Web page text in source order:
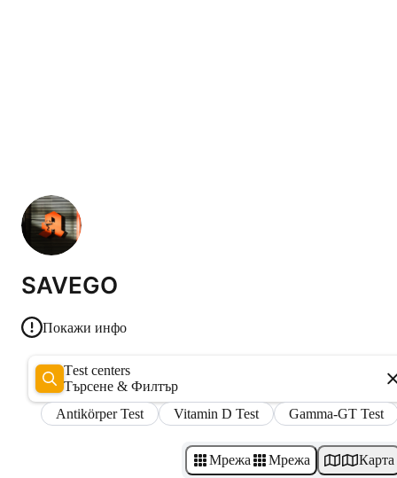
SAVEGO
Покажи инфо
Test centers
Търсене & Филтър
Antikörper Test
Vitamin D Test Gamma-GT Test
Мрежа Мрежа Карта